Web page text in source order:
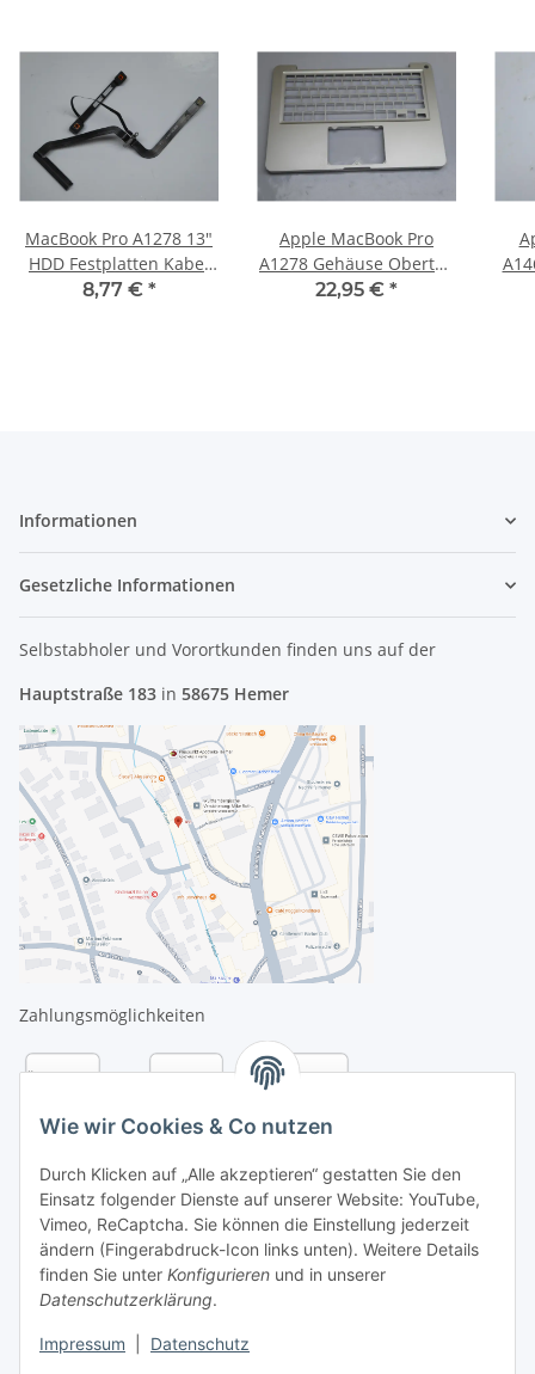
Wie wir Cookies & Co nutzen
Durch Klicken auf „Alle akzeptieren“ gestatten Sie den
Einsatz folgender Dienste auf unserer Website: YouTube,
Vimeo, ReCaptcha. Sie können die Einstellung jederzeit
ändern (Fingerabdruck-Icon links unten). Weitere Details
finden Sie unter Konfigurieren und in unserer
Datenschutzerklärung.
Impressum Datenschutz
MacBook Pro A1278 13"
HDD Festplatten Kabel
821-1226-A Early 2011
8,77 € *
Apple MacBook Pro
A1278 Gehäuse Oberteil
Schale 613-7799-A Mid
22,95 € *
Informationen
Gesetzliche Informationen
Selbstabholer und Vorortkunden finden uns auf der
Hauptstraße 183 in 58675 Hemer
Zahlungsmöglichkeiten